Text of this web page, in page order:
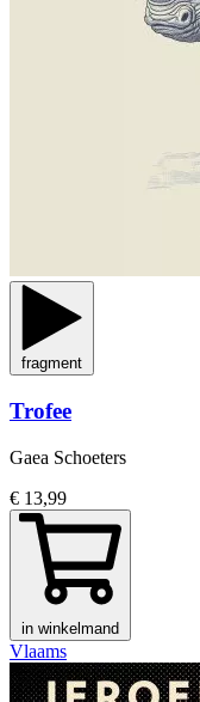
fragment
Trofee
Gaea Schoeters
€ 13,99
in winkelmand
Vlaams